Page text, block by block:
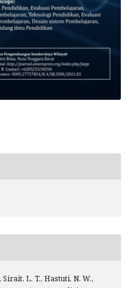
L. T., Hastuti, N. W.,